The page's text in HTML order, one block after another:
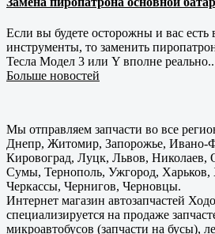
Если вы будете осторожны и вас есть
инструменты, то заменить
Тесла Модел 3 или Y вполне
Больше новостей
Мы отправляем запчасти во все
Днепр, Житомир, Запорожье, Ивано-
Кировоград, Луцк, Львов, Николаев,
Сумы, Тернополь, Ужгород,
Черкассы, Чернигов, Черновцы.
Интернет магазин автозапчастей
специализируется на продаже
микроавтобусов (запчасти на бусы),